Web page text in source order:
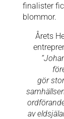
finalister
blommor.
Årets
“
gör
av